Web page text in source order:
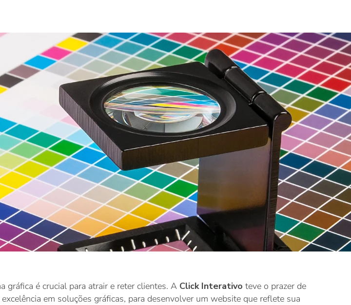
gráfica é crucial para atrair e reter clientes. A Click Interativo teve o prazer de
em soluções gráficas, para desenvolver um website que reflete sua